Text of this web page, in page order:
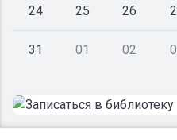
24 25 26
31 01 02